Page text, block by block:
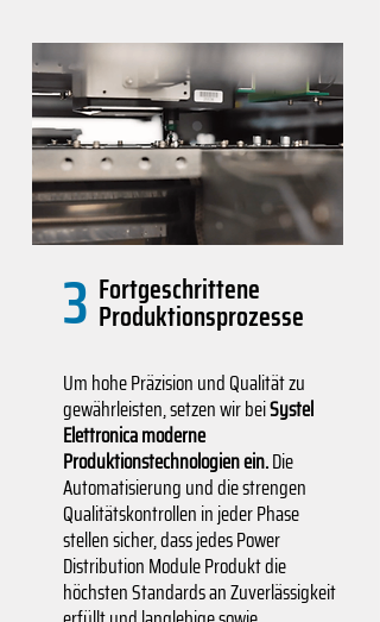
3 Fortgeschrittene
Produktionsprozesse
Um hohe Präzision und Qualität zu
gewährleisten, setzen wir beiSystel
Elettronica moderne
Produktionstechnologien ein.Die
Automatisierung und die strengen
Qualitätskontrollen in jeder Phase
stellen sicher, dass jedes Power
Distribution Module Produkt die
höchsten Standards an Zuverlässigkeit